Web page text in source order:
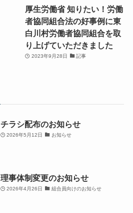
厚生労働省 知りたい！労働
者協同組合法の好事例に東
白川村労働者協同組合を取
り上げていただきました
2023年9月28日 記事
チラシ配布のお知らせ
2026年5月12日 お知らせ
理事体制変更のお知らせ
2026年4月26日 組合員向けのお知らせ